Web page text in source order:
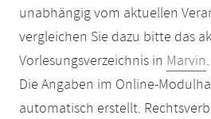
unabhängig vom aktuellen
vergleichen Sie dazu bitte das
Vorlesungsverzeichnis in Marvin.
Die Angaben im Online-
automatisch erstellt.